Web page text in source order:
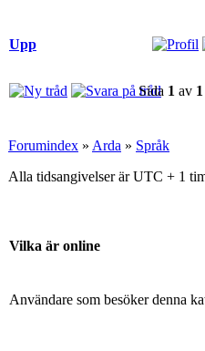
Upp
Sida 1 av 1
Forumindex » Arda » Språk
Alla tidsangivelser är UTC + 1
Vilka är online
Användare som besöker denna